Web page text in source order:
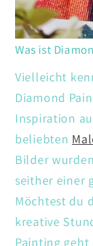
Was ist
Vielleicht
Diamond
Inspiration
beliebten
Bilder
seither einer
Möchtest du
kreative
Painting